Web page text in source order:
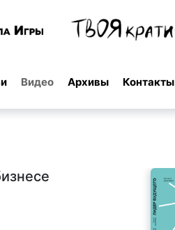
Видео Архивы Контакты